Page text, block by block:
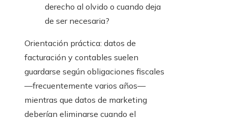
derecho al olvido o cuando deja
de ser necesaria?
Orientación práctica: datos de
facturación y contables suelen
guardarse según obligaciones fiscales
—frecuentemente varios años—
mientras que datos de marketing
deberían eliminarse cuando el